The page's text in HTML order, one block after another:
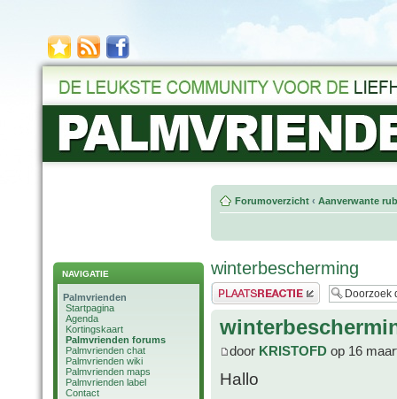
NAVIGATIE
Palmvrienden
Startpagina
Agenda
Kortingskaart
Palmvrienden forums
Palmvrienden chat
Palmvrienden wiki
Palmvrienden maps
Palmvrienden label
Contact
Forumoverzicht ‹ Aanverwante
winterbescherming
Plaats een reactie
door KRISTOFD op 16
Hallo